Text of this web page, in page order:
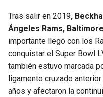
Tras salir en 2019,
Ángeles Rams,
importante llegó con los
conquistar el Super Bowl
también estuvo marcada
ligamento cruzado
años y afectaron la